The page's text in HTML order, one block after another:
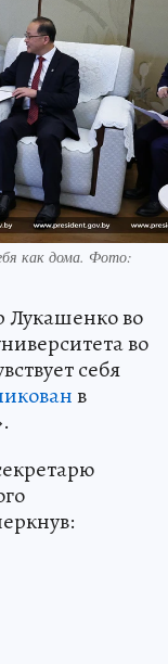
как дома. Фото:
Лукашенко во
во
себя
в